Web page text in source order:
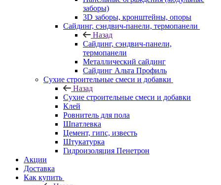
заборы)
3D заборы, кронштейны, опоры
Cайдинг, сэндвич-панели, термопанели
Назад
Cайдинг, сэндвич-панели,
термопанели
Металлический сайдинг
Сайдинг Альта Профиль
Сухие строительные смеси и добавки
Назад
Сухие строительные смеси и добавки
Клей
Ровнитель для пола
Шпатлевка
Цемент, гипс, известь
Штукатурка
Гидроизоляция Пенетрон
Акции
Доставка
Как купить